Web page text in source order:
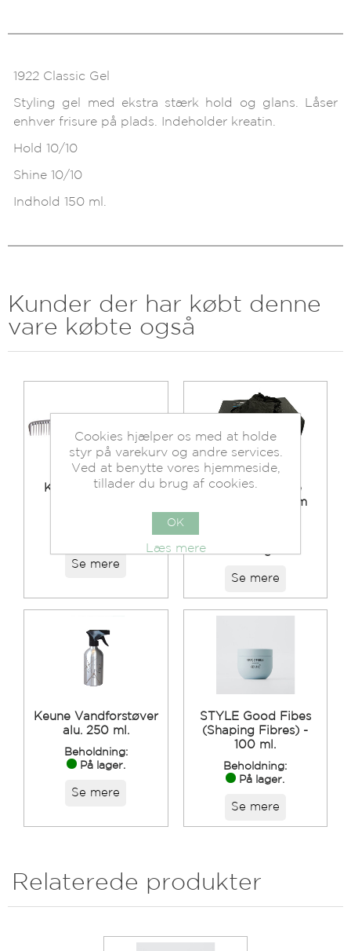
1922 Classic Gel
Styling gel med ekstra stærk hold og glans. Låser
enhver frisure på plads. Indeholder kreatin.
Hold 10/10
Shine 10/10
Indhold 150 ml.
Kunder der har købt denne
vare købte også
Kam Triumph 252
Se mere
Handsker Nitrile
Pudderfri Medium
Se mere
Keune Vandforstøver
alu. 250 ml.
Beholdning:
På lager.
Se mere
STYLE Good Fibes
(Shaping Fibres) -
100 ml.
Beholdning:
På lager.
Se mere
Relaterede produkter
Cookies hjælper os med at holde
styr på varekurv og andre services.
Ved at benytte vores hjemmeside,
tillader du brug af cookies.
OK
Læs mere